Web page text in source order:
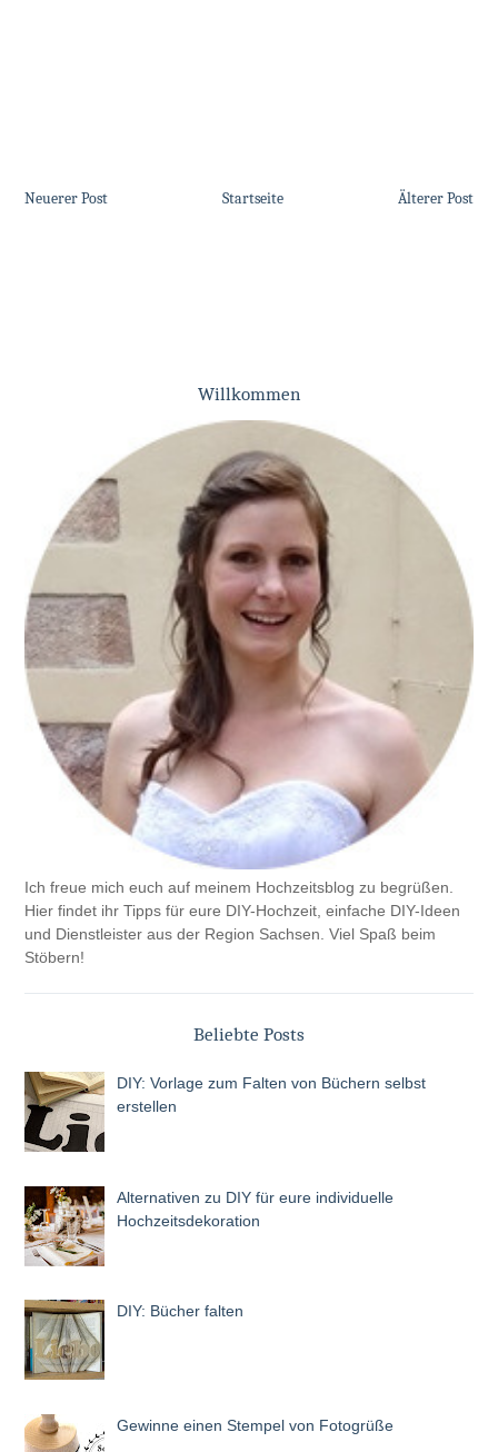
Neuerer Post Älterer Post
Startseite
Willkommen
Ich freue mich euch auf meinem Hochzeitsblog zu begrüßen.
Hier findet ihr Tipps für eure DIY-Hochzeit, einfache DIY-Ideen
und Dienstleister aus der Region Sachsen. Viel Spaß beim
Stöbern!
Beliebte Posts
DIY: Vorlage zum Falten von Büchern selbst
erstellen
Alternativen zu DIY für eure individuelle
Hochzeitsdekoration
DIY: Bücher falten
Gewinne einen Stempel von Fotogrüße